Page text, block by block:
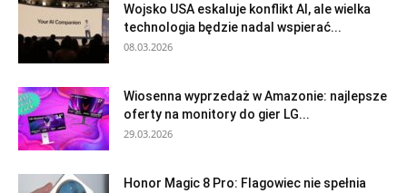
Wojsko USA eskaluje konflikt AI, ale wielka
technologia będzie nadal wspierać...
08.03.2026
Wiosenna wyprzedaż w Amazonie: najlepsze
oferty na monitory do gier LG...
29.03.2026
Honor Magic 8 Pro: Flagowiec nie spełnia